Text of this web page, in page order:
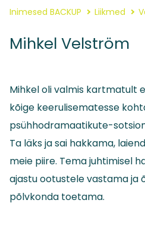
Inimesed BACKUP Liikmed
Mihkel Velström
Mihkel oli valmis kartmatult
kõige keerulisematesse
psühhodramaatikute-
Ta läks ja sai hakkama,
meie piire. Tema juhtimisel
ajastu ootustele vastama ja
põlvkonda toetama.